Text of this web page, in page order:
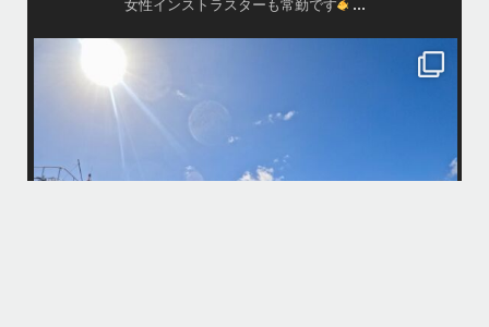
island.message
・
最近は、連日クルーザーチャーターのご利用が続いていて梅雨明け後の
パーフェクトな海でバナナボートに船上BBQ、シュノーケリングとお楽
しみ頂いております
何ヶ月も前からやり取りさせて頂き温めていたご予約でしたので、お天